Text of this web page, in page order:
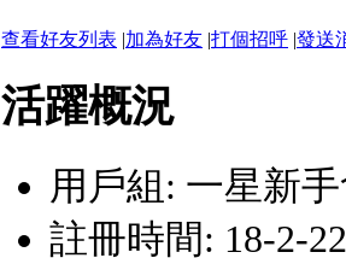
查看好友列表 |加為好友 |打個招呼 |發送
活躍概況
用戶組: 一星新
註冊時間: 18-2-